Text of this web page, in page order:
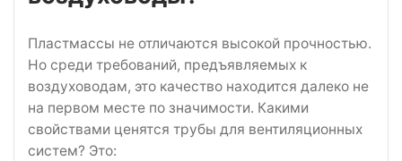
Пластмассы не отличаются высокой прочностью.
Но среди требований, предъявляемых к
воздуховодам, это качество находится далеко не
на первом месте по значимости. Какими
свойствами ценятся трубы для вентиляционных
систем? Это: